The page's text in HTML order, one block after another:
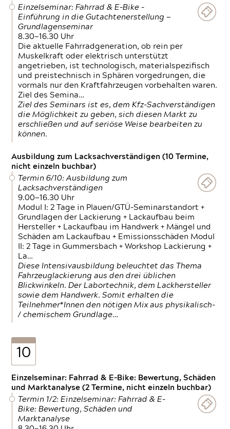
Einzelseminar: Fahrrad & E-Bike -
Einführung in die Gutachtenerstellung —
Grundlagenseminar
8.30—16.30 Uhr
Die aktuelle Fahrradgeneration, ob rein per
Muskelkraft oder elektrisch unterstützt
angetrieben, ist technologisch, materialspezifisch
und preistechnisch in Sphären vorgedrungen, die
vormals nur den Kraftfahrzeugen vorbehalten waren.
Ziel des Semina…
Ziel des Seminars ist es, dem Kfz-Sachverständigen
die Möglichkeit zu geben, sich diesen Markt zu
erschließen und auf seriöse Weise bearbeiten zu
können.
Ausbildung zum Lacksachverständigen (10 Termine,
nicht einzeln buchbar)
Termin 6/10: Ausbildung zum
Lacksachverständigen
9.00—16.30 Uhr
Modul I: 2 Tage in Plauen/GTÜ-Seminarstandort +
Grundlagen der Lackierung + Lackaufbau beim
Hersteller + Lackaufbau im Handwerk + Mängel und
Schäden am Lackaufbau + Emissionsschäden Modul
II: 2 Tage in Gummersbach + Workshop Lackierung +
La…
Diese Intensivausbildung beleuchtet das Thema
Fahrzeuglackierung aus den drei üblichen
Blickwinkeln. Der Labortechnik, dem Lackhersteller
sowie dem Handwerk. Somit erhalten die
Teilnehmer*Innen den nötigen Mix aus physikalisch-
/ chemischem Grundlage…
10
Einzelseminar: Fahrrad & E-Bike: Bewertung, Schäden
und Marktanalyse (2 Termine, nicht einzeln buchbar)
Termin 1/2: Einzelseminar: Fahrrad & E-
Bike: Bewertung, Schäden und
Marktanalyse